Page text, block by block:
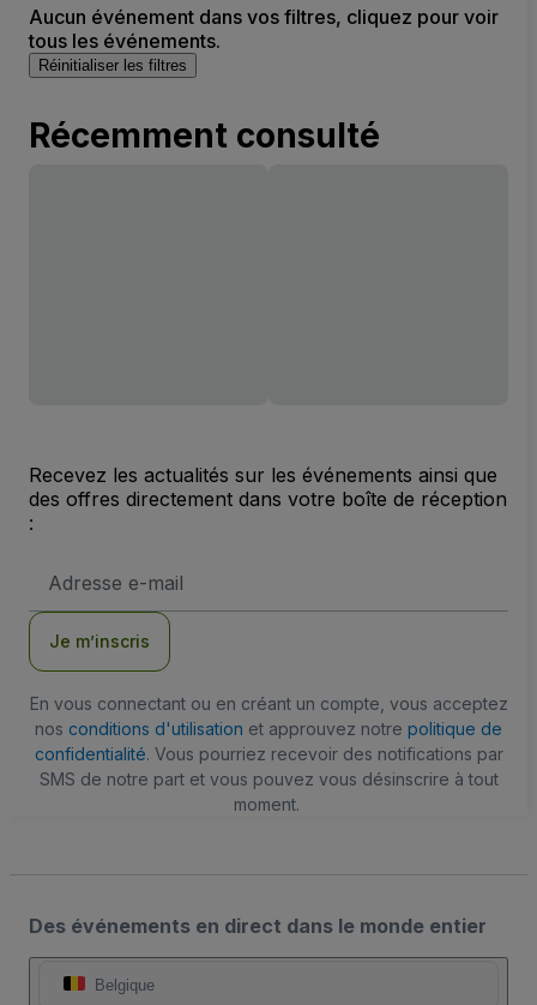
Aucun événement dans vos filtres, cliquez pour voir
tous les événements.
Réinitialiser les filtres
Récemment consulté
Recevez les actualités sur les événements ainsi que
des offres directement dans votre boîte de réception
:
e-
Je m’inscris
En vous connectant ou en créant un compte, vous acceptez
nos conditions d'utilisation et approuvez notre politique de
confidentialité. Vous pourriez recevoir des notifications par
SMS de notre part et vous pouvez vous désinscrire à tout
moment.
Des événements en direct dans le monde entier
Belgique